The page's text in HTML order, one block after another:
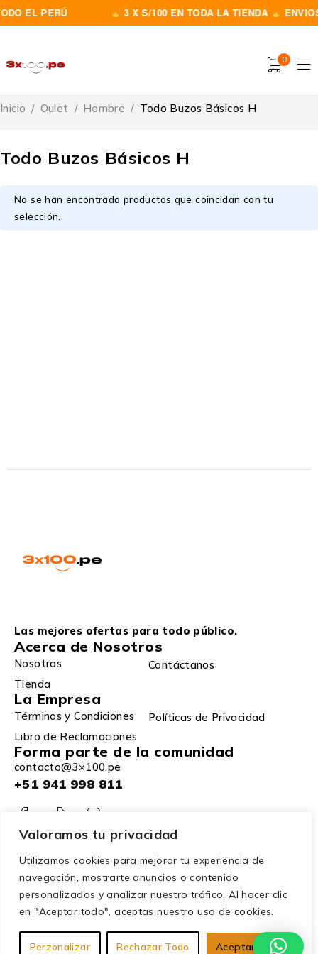
Valoramos tu privacidad
Utilizamos cookies para mejorar tu experiencia de
navegación, mostrarte anuncios o contenido
personalizados y analizar nuestro tráfico. Al hacer clic
en "Aceptar todo", aceptas nuestro uso de cookies.
Perzonalizar Rechazar Todo Aceptar Todo
EL PERÚ 3 X S/100 EN TODA LA TIENDA
0
Todo Buzos Básicos H
Inicio / Oulet / Hombre / Todo Buzos Básicos H
No se han encontrado productos que coincidan con tu
selección.
Las mejores ofertas para todo público.
Acerca de Nosotros
Nosotros
Contáctanos
Tienda
La Empresa
Términos y Condiciones
Políticas de Privacidad
Libro de Reclamaciones
Forma parte de la comunidad
contacto@3×100.pe
+51 941 998 811